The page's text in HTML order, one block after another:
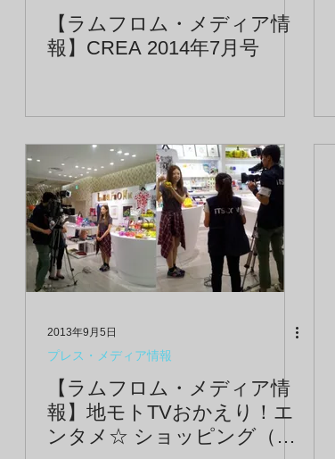
【ラムフロム・メディア情
報】CREA 2014年7月号
2013年9月5日
プレス・メディア情報
【ラムフロム・メディア情
報】地モトTVおかえり！エ
ンタメ☆ ショッピング（放